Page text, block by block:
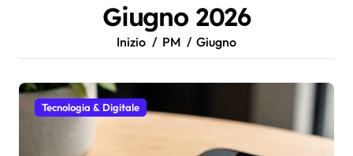
Giugno 2026
Inizio PM Giugno
Tecnologia & Digitale